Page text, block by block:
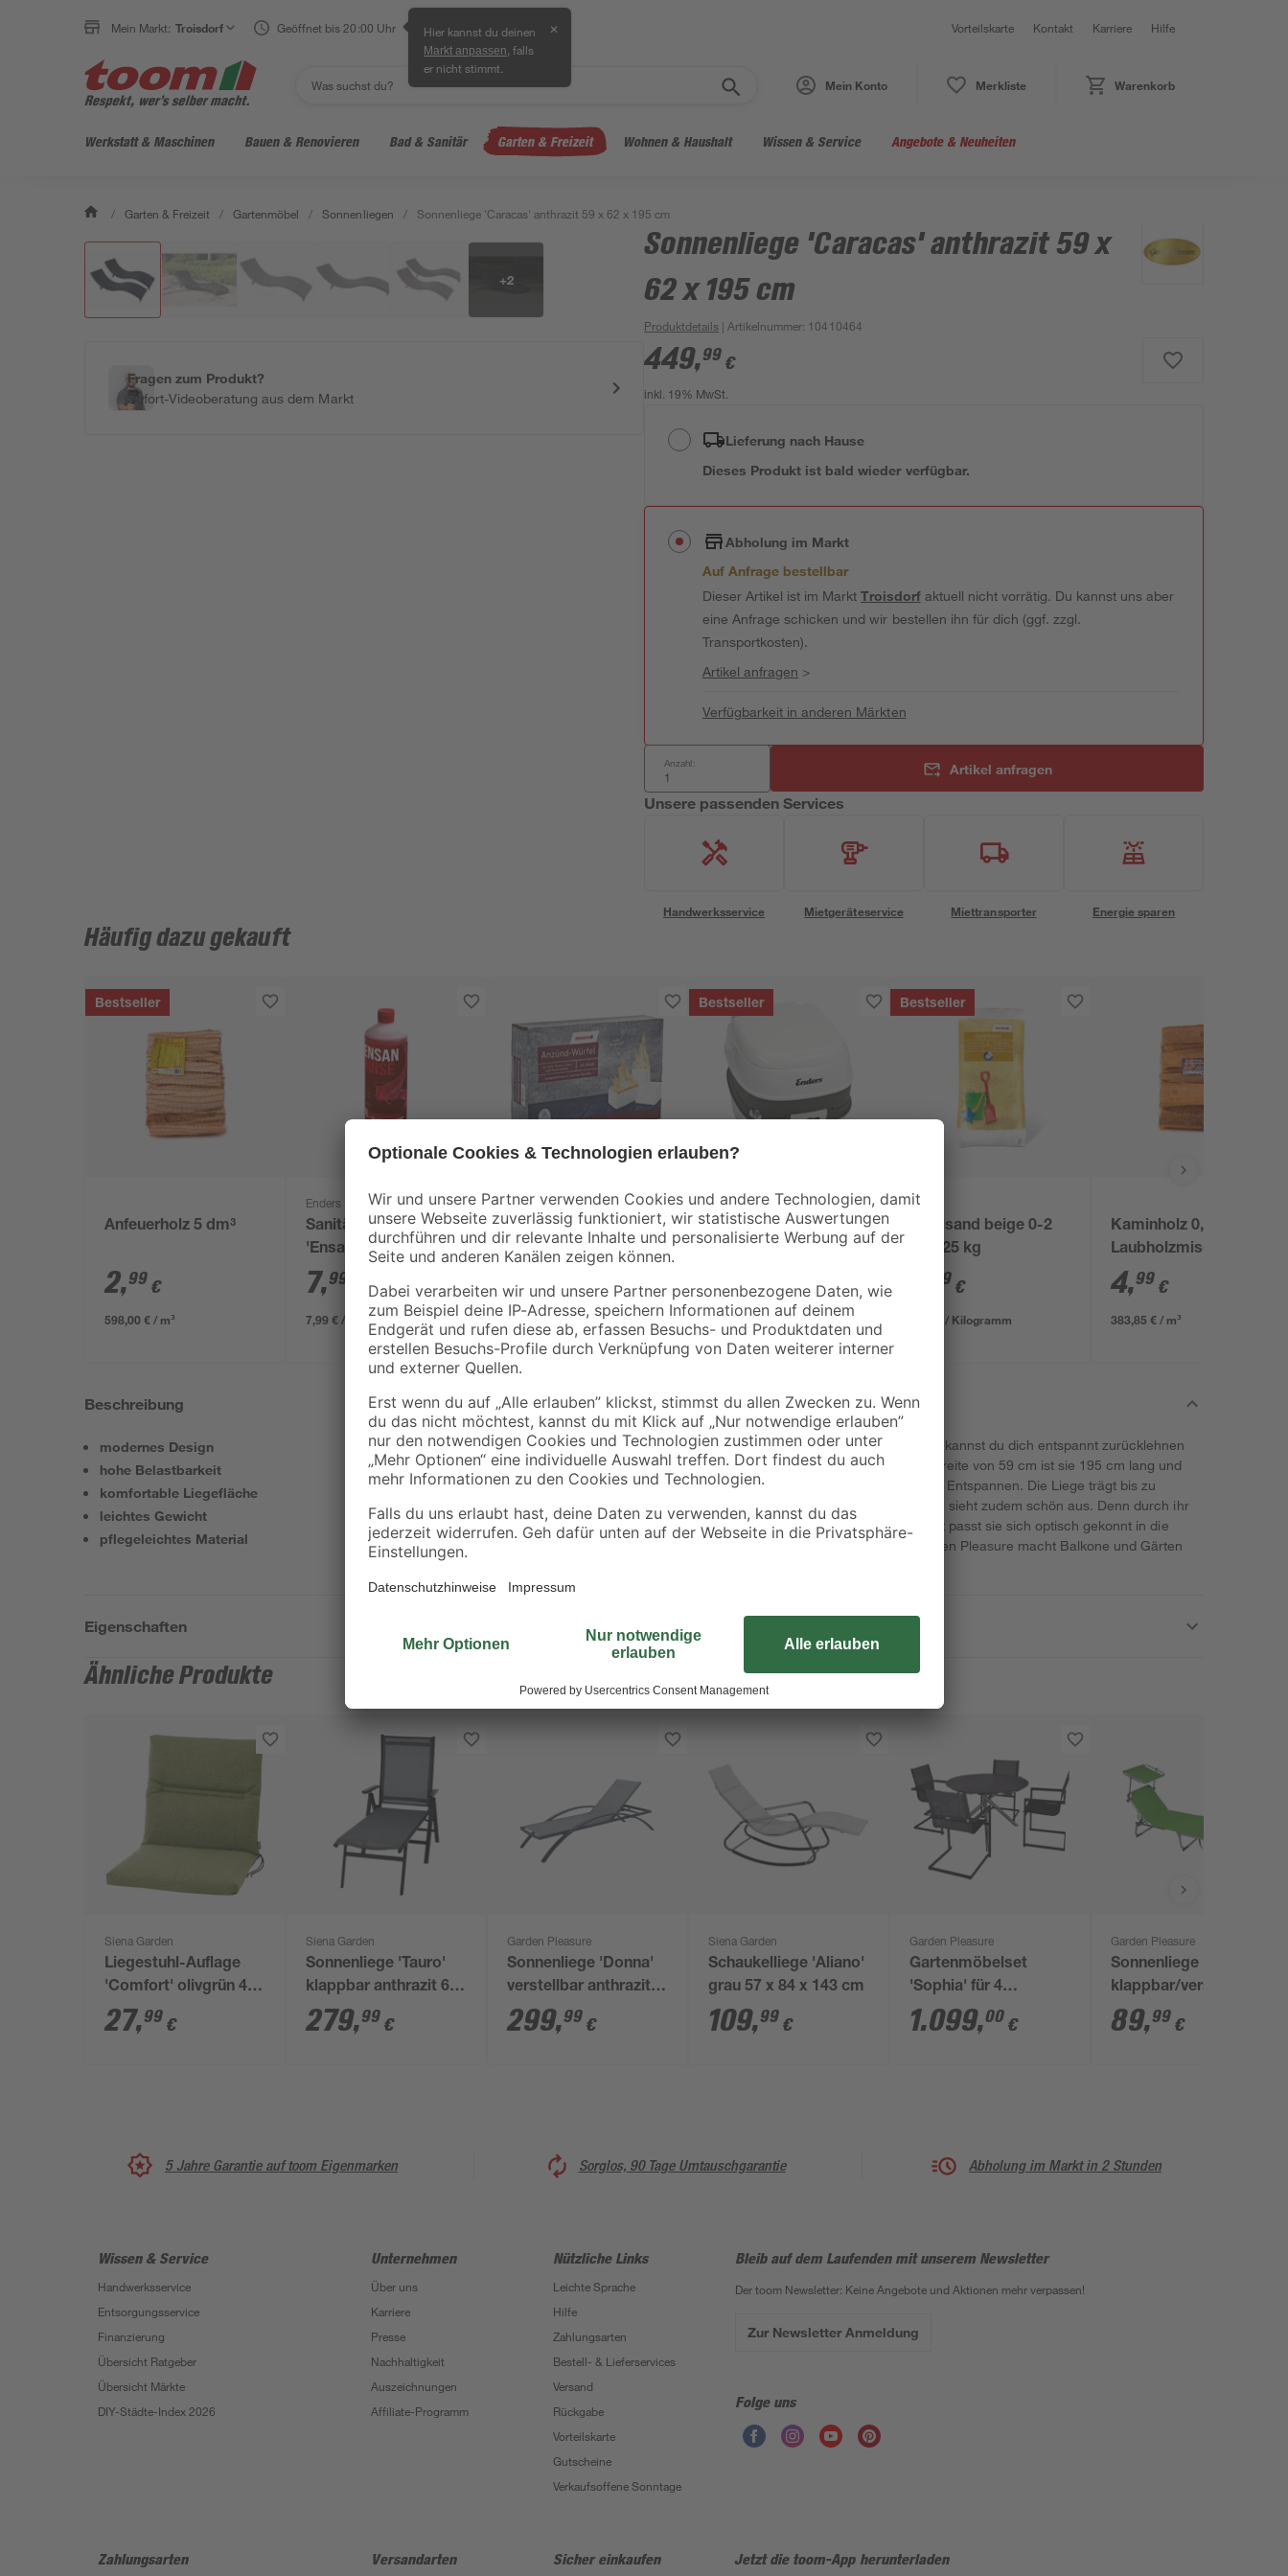
Mein Markt: Troisdorf Geöffnet bis 20:00 Uhr Hier kannst du deinen
Markt anpassen , falls
er nicht stimmt.
✕ Vorteilskarte Kontakt Karriere Hilfe
Mein Konto Merkliste Warenkorb
Werkstatt & Maschinen Bauen & Renovieren Bad & Sanitär Garten & Freizeit Wohnen & Haushalt Wissen & Service Angebote & Neuheiten
/ Garten & Freizeit / Gartenmöbel / Sonnenliegen / Sonnenliege 'Caracas' anthrazit 59 x 62 x 195 cm
+2
Fragen zum Produkt?
Sofort-Videoberatung aus dem Markt
Sonnenliege 'Caracas' anthrazit 59 x
62 x 195 cm
Produktdetails | Artikelnummer: 10410464
449,99 €
inkl. 19% MwSt.
Lieferung nach Hause
Dieses Produkt ist bald wieder verfügbar.
Abholung im Markt
Auf Anfrage bestellbar
Dieser Artikel ist im MarktTroisdorfaktuell nicht vorrätig. Du kannst uns aber
eine Anfrage schicken und wir bestellen ihn für dich (ggf. zzgl.
Transportkosten).
Artikel anfragen >
Verfügbarkeit in anderen Märkten
Anzahl: Artikel anfragen
Unsere passenden Services
Handwerksservice Mietgeräteservice Miettransporter Energie sparen
Häufig dazu gekauft
Bestseller
Anfeuerholz 5 dm³
2,99 €
598,00 € / m³
Enders
Sanitärflüssigkeit
'Ensan Rinse' 1 l
7,99
7,99 € / Liter
toom
Anzündwürfel 64
Stück
3, €
Bestseller
Enders
Mobil-WC "Deluxe"
74, €
Bestseller
toom
Spielsand beige 0-2
mm 25 kg
29 €
0,13 € / Kilogramm
Kaminholz 0,0125 m³
Laubholzmischung
4,99 €
383,85 € / m³
Beschreibung
modernes Design
hohe Belastbarkeit
komfortable Liegefläche
leichtes Gewicht
pflegeleichtes Material
Auf der Gartenliege der Marke Garden Pleasure kannst du dich entspannt zurücklehnen
und die warme Jahreszeit genießen. Bei einer Breite von 59 cm ist sie 195 cm lang und
62 cm hoch. Sie bietet also genügend Platz zum Entspannen. Die Liege trägt bis zu
110 kg. Aber die Liege ist nicht nur praktisch, sie sieht zudem schön aus. Denn durch ihr
braunes Design ist sie zeitlos und schlicht. Somit passt sie sich optisch gekonnt in die
Umgebung ein. Die Gartenliege der Marke Garden Pleasure macht Balkone und Gärten
Eigenschaften
Ähnliche Produkte
Siena Garden
Liegestuhl-Auflage
'Comfort' olivgrün 48
x 96 x 6 cm
27,99 €
Siena Garden
Sonnenliege 'Tauro'
klappbar anthrazit 69
x 113 x 182,5 cm
279,99 €
Garden Pleasure
Sonnenliege 'Donna'
verstellbar anthrazit
72 x 43 x 197 cm
299,99 €
Siena Garden
Schaukelliege 'Aliano'
grau 57 x 84 x 143 cm
109,99 €
Garden Pleasure
Gartenmöbelset
'Sophia' für 4
Personen
Edelstahl/Aluminium
1.099,00 €
Garden Pleasure
Sonnenliege 'Kiso'
klappbar/verstellbar
grau 61 x 30 x 188 cm
89,99 €
5 Jahre Garantie auf toom Eigenmarken Sorglos, 90 Tage Umtauschgarantie Abholung im Markt in 2 Stunden
Wissen & Service
Handwerksservice
Entsorgungsservice
Finanzierung
Übersicht Ratgeber
Übersicht Märkte
DIY-Städte-Index 2026
Unternehmen
Über uns
Karriere
Presse
Nachhaltigkeit
Auszeichnungen
Affiliate-Programm
Nützliche Links
Leichte Sprache
Hilfe
Zahlungsarten
Bestell- & Lieferservices
Versand
Rückgabe
Vorteilskarte
Gutscheine
Verkaufsoffene Sonntage
Bleib auf dem Laufenden mit unserem Newsletter
Der toom Newsletter: Keine Angebote und Aktionen mehr verpassen!
Zur Newsletter Anmeldung
Folge uns
Zahlungsarten Versandarten Sicher einkaufen Jetzt die toom-App herunterladen